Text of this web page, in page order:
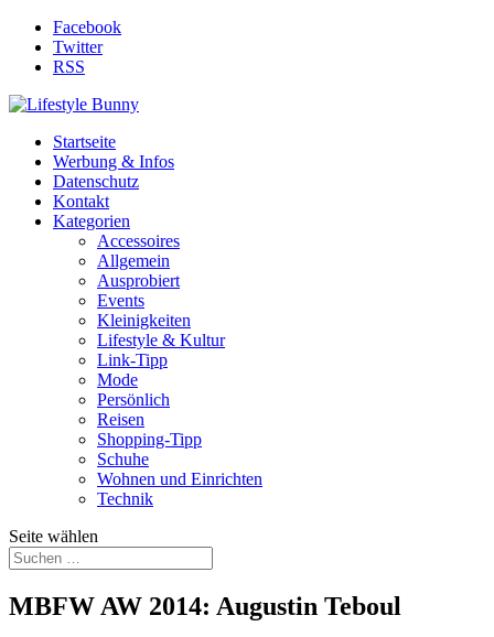
Facebook
Twitter
RSS
Startseite
Werbung & Infos
Datenschutz
Kontakt
Kategorien
Accessoires
Allgemein
Ausprobiert
Events
Kleinigkeiten
Lifestyle & Kultur
Link-Tipp
Mode
Persönlich
Reisen
Shopping-Tipp
Schuhe
Wohnen und Einrichten
Technik
Seite wählen
MBFW AW 2014: Augustin Teboul